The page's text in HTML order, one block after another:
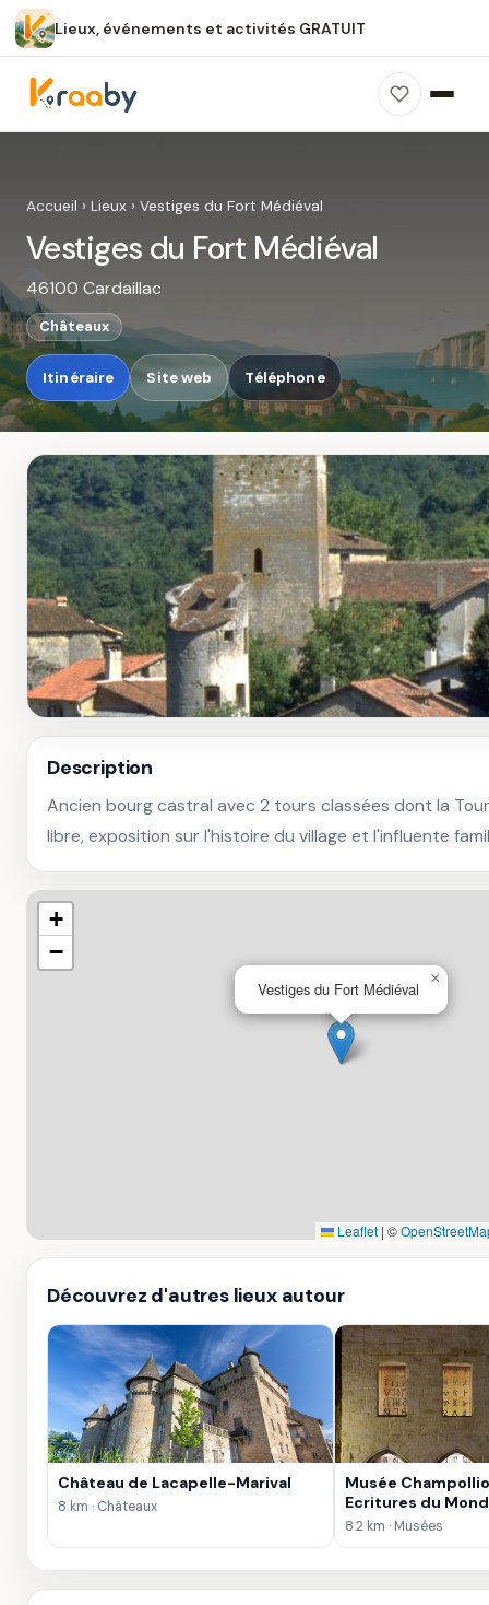
Lieux, événements et activités GRATUIT
spot dans Kraaby.
Accueil › Lieux › Vestiges du Fort Médiéval
Vestiges du Fort Médiéval
46100 Cardaillac
Châteaux
Itinéraire Site web Téléphone
Description
Ancien bourg castral avec 2 tours classées dont la
libre, exposition sur l'histoire du village et l'influente
Vestiges du Fort Médiéval
×
+
−
Leaflet | ©
Découvrez d'autres lieux autour
Château de Lacapelle-Marival
8 km · Châteaux
Musée
Ecritures du
8.2 km · Musées